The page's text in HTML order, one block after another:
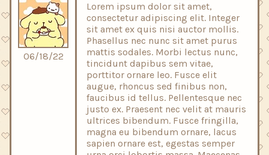
06/18/22
Lorem ipsum dolor sit amet,
consectetur adipiscing elit. Integer
sit amet ex quis nisi auctor mollis.
Phasellus nec nunc sit amet purus
mattis sodales. Morbi lectus nunc,
tincidunt dapibus sem vitae,
porttitor ornare leo. Fusce elit
augue, rhoncus sed finibus non,
faucibus id tellus. Pellentesque nec
justo ex. Praesent nec velit at mauris
ultrices bibendum. Fusce fringilla,
magna eu bibendum ornare, lacus
sapien ornare est, egestas semper